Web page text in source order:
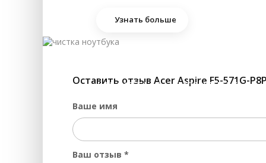
ЧИСТКА НОУТБУКА
Узнать больше
Оставить отзыв Acer Aspire F5-571G-
Ваше имя
Ваш отзыв *